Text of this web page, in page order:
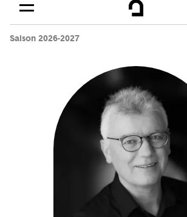
Saison 2026-2027